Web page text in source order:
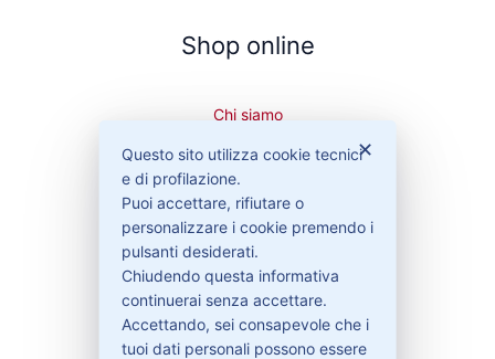
Shop online
Chi siamo
Privacy Policy
Condizioni di vendita
Spedizioni e recesso
Bisogno di aiuto?
✕
Questo sito utilizza cookie tecnici
e di profilazione.
Puoi accettare, rifiutare o
personalizzare i cookie premendo i
pulsanti desiderati.
Chiudendo questa informativa
continuerai senza accettare.
Accettando, sei consapevole che i
tuoi dati personali possono essere